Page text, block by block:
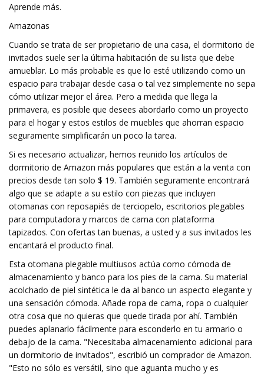
Aprende más.
Amazonas
Cuando se trata de ser propietario de una casa, el dormitorio de
invitados suele ser la última habitación de su lista que debe
amueblar. Lo más probable es que lo esté utilizando como un
espacio para trabajar desde casa o tal vez simplemente no sepa
cómo utilizar mejor el área. Pero a medida que llega la
primavera, es posible que desees abordarlo como un proyecto
para el hogar y estos estilos de muebles que ahorran espacio
seguramente simplificarán un poco la tarea.
Si es necesario actualizar, hemos reunido los artículos de
dormitorio de Amazon más populares que están a la venta con
precios desde tan solo $ 19. También seguramente encontrará
algo que se adapte a su estilo con piezas que incluyen
otomanas con reposapiés de terciopelo, escritorios plegables
para computadora y marcos de cama con plataforma
tapizados. Con ofertas tan buenas, a usted y a sus invitados les
encantará el producto final.
Esta otomana plegable multiusos actúa como cómoda de
almacenamiento y banco para los pies de la cama. Su material
acolchado de piel sintética le da al banco un aspecto elegante y
una sensación cómoda. Añade ropa de cama, ropa o cualquier
otra cosa que no quieras que quede tirada por ahí. También
puedes aplanarlo fácilmente para esconderlo en tu armario o
debajo de la cama. "Necesitaba almacenamiento adicional para
un dormitorio de invitados", escribió un comprador de Amazon.
"Esto no sólo es versátil, sino que aguanta mucho y es